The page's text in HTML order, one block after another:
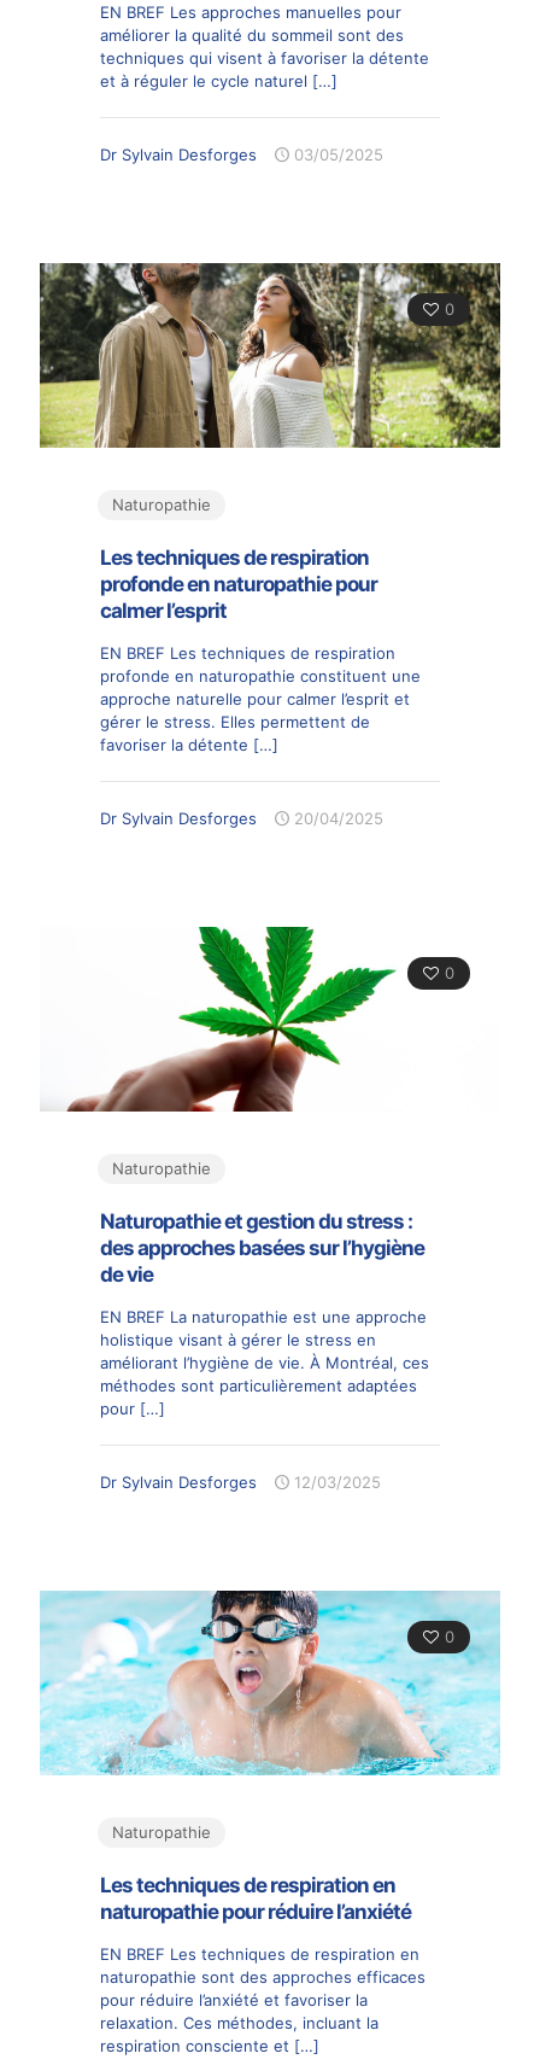
EN BREF Les approches manuelles pour
améliorer la qualité du sommeil sont des
techniques qui visent à favoriser la détente
et à réguler le cycle naturel […]
Dr Sylvain Desforges 03/05/2025
0
Naturopathie
Les techniques de respiration
profonde en naturopathie pour
calmer l’esprit
EN BREF Les techniques de respiration
profonde en naturopathie constituent une
approche naturelle pour calmer l’esprit et
gérer le stress. Elles permettent de
favoriser la détente […]
Dr Sylvain Desforges 20/04/2025
0
Naturopathie
Naturopathie et gestion du stress :
des approches basées sur l’hygiène
de vie
EN BREF La naturopathie est une approche
holistique visant à gérer le stress en
améliorant l’hygiène de vie. À Montréal, ces
méthodes sont particulièrement adaptées
pour […]
Dr Sylvain Desforges 12/03/2025
0
Naturopathie
Les techniques de respiration en
naturopathie pour réduire l’anxiété
EN BREF Les techniques de respiration en
naturopathie sont des approches efficaces
pour réduire l’anxiété et favoriser la
relaxation. Ces méthodes, incluant la
respiration consciente et […]